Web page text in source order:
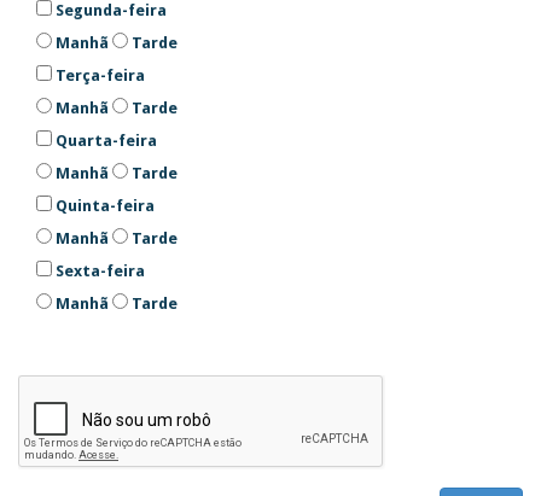
Segunda-feira
Manhã
Tarde
Terça-feira
Manhã
Tarde
Quarta-feira
Manhã
Tarde
Quinta-feira
Manhã
Tarde
Sexta-feira
Manhã
Tarde